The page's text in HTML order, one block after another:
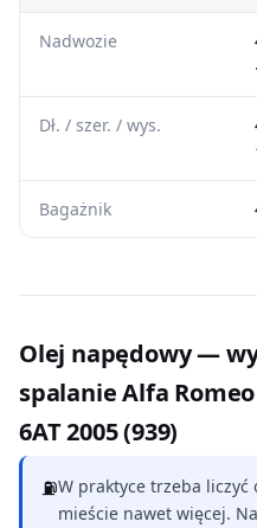
Nadwozie
Dł. / szer. / wys.
Bagażnik
Olej napędowy —
spalanie Alfa Romeo
6AT 2005 (939)
⛽W praktyce trzeba liczyć
mieście nawet więcej.